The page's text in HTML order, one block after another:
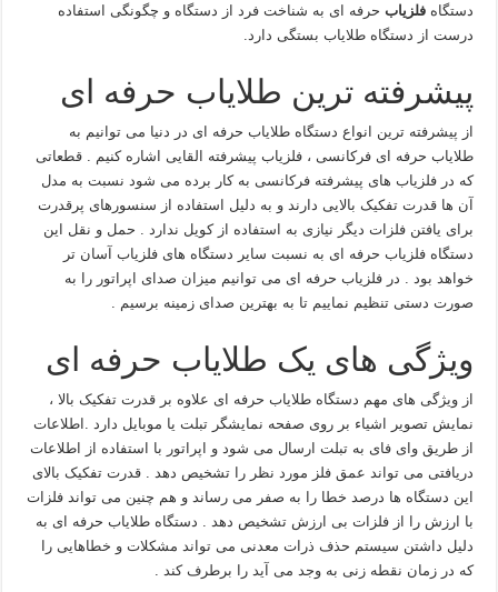
دستگاهفلزیاب حرفه ای به شناخت فرد از دستگاه و چگونگی استفاده
درست از دستگاه طلایاب بستگی دارد.
پیشرفته ترین طلایاب حرفه ای
از پیشرفته ترین انواع دستگاه طلایاب حرفه ای در دنیا می توانیم به
طلایاب حرفه ای فرکانسی ، فلزیاب پیشرفته القایی اشاره کنیم . قطعاتی
که در فلزیاب های پیشرفته فرکانسی به کار برده می شود نسبت به مدل
آن ها قدرت تفکیک بالایی دارند و به دلیل استفاده از سنسورهای پرقدرت
برای یافتن فلزات دیگر نیازی به استفاده از کویل ندارد . حمل و نقل این
دستگاه فلزیاب حرفه ای به نسبت سایر دستگاه های فلزیاب آسان تر
خواهد بود . در فلزیاب حرفه ای می توانیم میزان صدای اپراتور را به
صورت دستی تنظیم نماییم تا به بهترین صدای زمینه برسیم .
ویژگی های یک طلایاب حرفه ای
از ویژگی های مهم دستگاه طلایاب حرفه ای علاوه بر قدرت تفکیک بالا ،
نمایش تصویر اشیاء بر روی صفحه نمایشگر تبلت یا موبایل دارد .اطلاعات
از طریق وای فای به تبلت ارسال می شود و اپراتور با استفاده از اطلاعات
دریافتی می تواند عمق فلز مورد نظر را تشخیص دهد . قدرت تفکیک بالای
این دستگاه ها درصد خطا را به صفر می رساند و هم چنین می تواند فلزات
با ارزش را از فلزات بی ارزش تشخیص دهد . دستگاه طلایاب حرفه ای به
دلیل داشتن سیستم حذف ذرات معدنی می تواند مشکلات و خطاهایی را
که در زمان نقطه زنی به وجد می آید را برطرف کند .